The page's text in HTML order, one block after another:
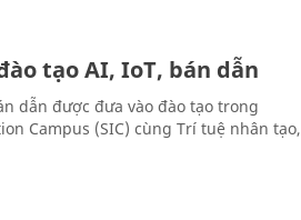
tạo AI, IoT, bán dẫn
dẫn được đưa vào đào tạo trong
Campus (SIC) cùng Trí tuệ nhân tạo,